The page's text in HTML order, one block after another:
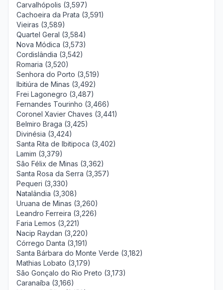
Carvalhópolis (3,597)
Cachoeira da Prata (3,591)
Vieiras (3,589)
Quartel Geral (3,584)
Nova Módica (3,573)
Cordislândia (3,542)
Romaria (3,520)
Senhora do Porto (3,519)
Ibitiúra de Minas (3,492)
Frei Lagonegro (3,487)
Fernandes Tourinho (3,466)
Coronel Xavier Chaves (3,441)
Belmiro Braga (3,425)
Divinésia (3,424)
Santa Rita de Ibitipoca (3,402)
Lamim (3,379)
São Félix de Minas (3,362)
Santa Rosa da Serra (3,357)
Pequeri (3,330)
Natalândia (3,308)
Uruana de Minas (3,260)
Leandro Ferreira (3,226)
Faria Lemos (3,221)
Nacip Raydan (3,220)
Córrego Danta (3,191)
Santa Bárbara do Monte Verde (3,182)
Mathias Lobato (3,179)
São Gonçalo do Rio Preto (3,173)
Caranaíba (3,166)